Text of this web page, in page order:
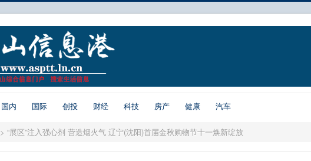
国内 国际 创投 财经 科技 房产 健康 汽车
> “展区”注入强心剂 营造烟火气 辽宁(沈阳)首届金秋购物节十一焕新绽放